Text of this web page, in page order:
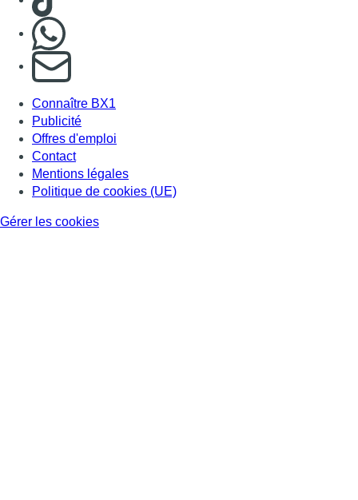
S'abonner à notre newsletter
Connaître BX1
Publicité
Offres d'emploi
Contact
Mentions légales
Politique de cookies (UE)
Gérer les cookies